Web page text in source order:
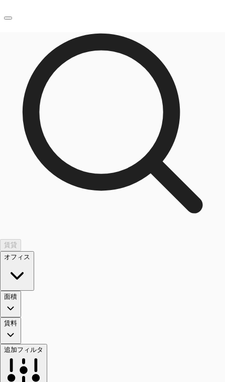
オフィス・事務所
倉庫・物流センター
地図検索
記事
仲介会社様はこちらへ
お気に入り
お電話
賃貸
オフィス
面積
賃料
追加フィルタ